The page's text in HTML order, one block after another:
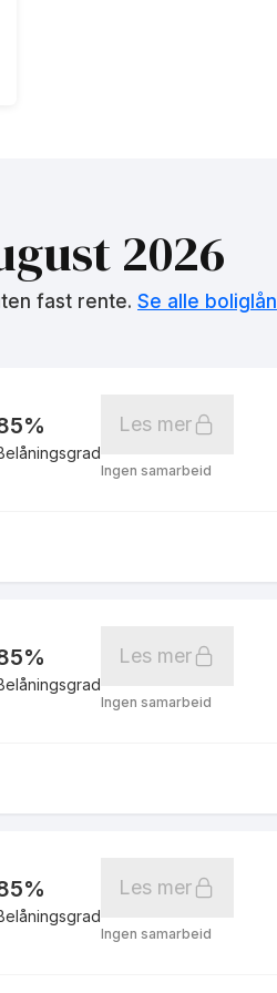
2026
fast rente. Se alle boliglån
% Les mer
Ingen samarbeid
% Les mer
Ingen samarbeid
% Les mer
Ingen samarbeid